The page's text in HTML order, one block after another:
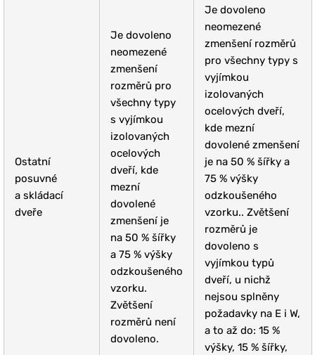
Ostatní
posuvné
a skládací
dveře
Je dovoleno
neomezené
zmenšení
rozměrů pro
všechny typy
s vyjímkou
izolovaných
ocelových
dveří, kde
mezní
dovolené
zmenšení je
na 50 % šířky
a 75 % výšky
odzkoušeného
vzorku.
Zvětšení
rozměrů není
dovoleno.
Je dovoleno
neomezené
zmenšení rozměrů
pro všechny typy s
vyjímkou
izolovaných
ocelových dveří,
kde mezní
dovolené zmenšení
je na 50 % šířky a
75 % výšky
odzkoušeného
vzorku.. Zvětšení
rozměrů je
dovoleno s
vyjímkou typů
dveří, u nichž
nejsou splněny
požadavky na E i W,
a to až do: 15 %
výšky, 15 % šířky,